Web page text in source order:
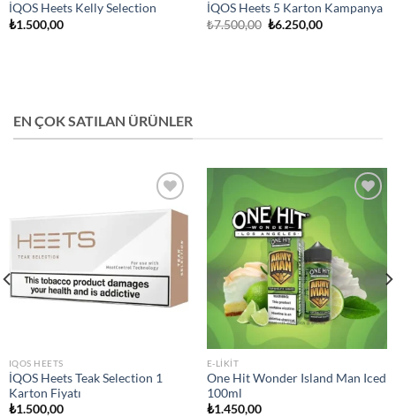
İQOS Heets Kelly Selection
₺1.500,00
İQOS Heets 5 Karton Kampanya
₺7.500,00 Orijinal
₺6.250,00Şu
EN ÇOK SATILAN ÜRÜNLER
Add to
IQOS HEETS
İQOS Heets Teak Selection 1
Karton Fiyatı
₺1.500,00
wishlist
E-LIKIT
One Hit Wonder Island Man Iced
100ml
₺1.450,00